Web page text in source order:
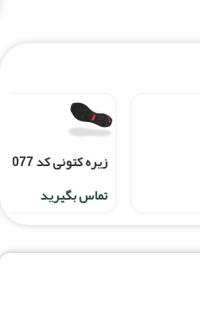
زیره کتونی کد 20077
تماس بگیرید